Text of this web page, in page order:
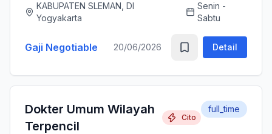
(STR) yang masih aktif Memiliki ijazah dan
sertifikat pendu...
KABUPATEN SLEMAN, DI
Yogyakarta
Senin -
Sabtu
Gaji Negotiable 20/06/2026 Detail
Dokter Umum Wilayah
Terpencil
Cito
full_time